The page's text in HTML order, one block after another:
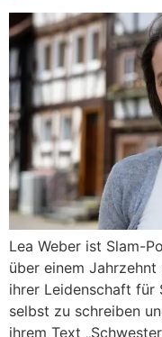
Lea Weber ist Slam-
über einem
ihrer Leidenschaft für
selbst zu schreiben
ihrem Text